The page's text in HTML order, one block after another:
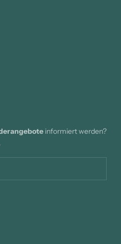
informiert werden?